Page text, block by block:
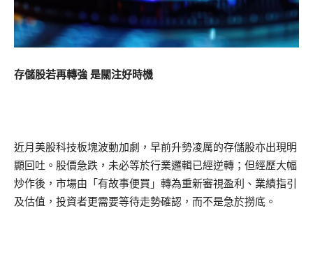
存儲股若再轉強 是關注好時機
近月美股科技板塊波動加劇，早前升勢凌厲的存儲股亦出現明
顯回吐。股價急跌，未必等於行業邏輯已經逆轉；但經歷大幅
炒作後，市場由「有故事便買」轉為重新審視盈利、業績指引
及估值，投資者更需要等待走勢確認，而不是急於撈底。